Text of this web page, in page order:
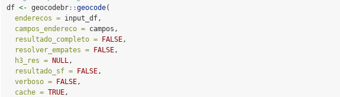
df <- geocodebr::geocode(
enderecos = input_df,
campos_endereco = campos,
resultado_completo =
FALSE,
resolver_empates =
FALSE,
h3_res =
NULL,
resultado_sf =
FALSE,
verboso =
FALSE,
cache = TRUE,